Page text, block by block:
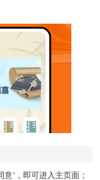
’，即可进入主页面；